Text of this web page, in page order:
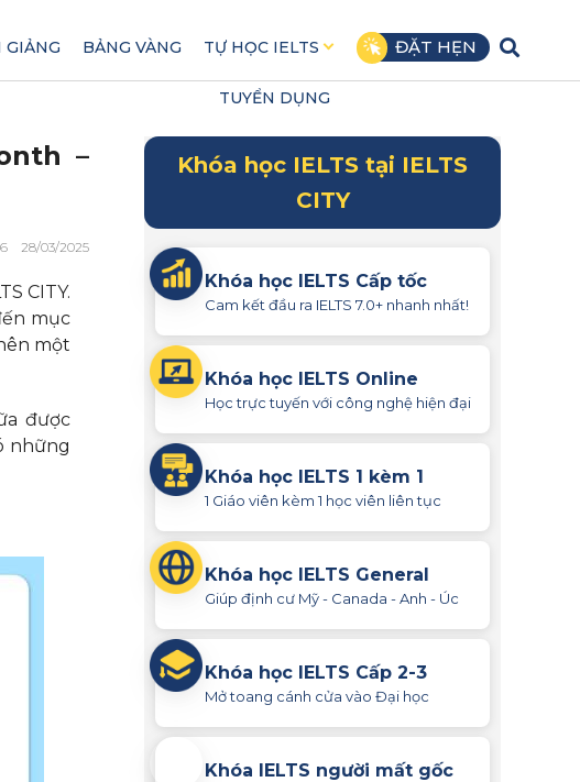
GIẢNG BẢNG VÀNG TỰ HỌC IELTS
TUYỂN DỤNG
ĐẶT HẸN
–
28/03/2025
CITY.
mục
một
được
những
Khóa học IELTS tại IELTS
CITY
Khóa học IELTS Cấp tốc
Cam kết đầu ra IELTS 7.0+ nhanh nhất!
Khóa học IELTS Online
Học trực tuyến với công nghệ hiện đại
Khóa học IELTS 1 kèm 1
1 Giáo viên kèm 1 học viên liên tục
Khóa học IELTS General
Giúp định cư Mỹ - Canada - Anh - Úc
Khóa học IELTS Cấp 2-3
Mở toang cánh cửa vào Đại học
Khóa IELTS người mất gốc